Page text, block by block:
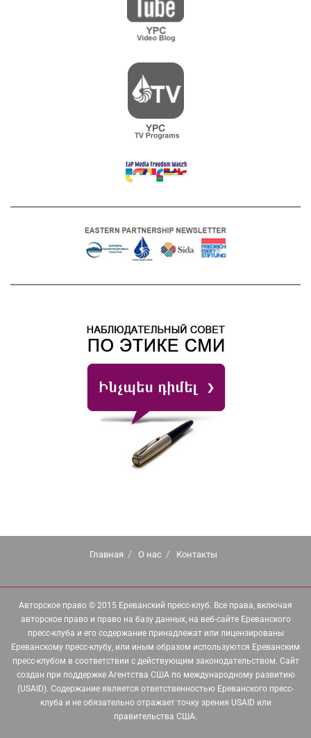
Главная О нас Контакты
Авторское право © 2015 Ереванский пресс-клуб. Все права, включая
авторское право и право на базу данных, на веб-сайте Ереванского
пресс-клуба и его содержание принадлежат или лицензированы
Ереванскому пресс-клубу, или иным образом используются Ереванским
пресс-клубом в соответствии с действующим законодательством. Сайт
создан при поддержке Агентства США по международному развитию
(USAID). Содержание является ответственностью Ереванского пресс-
клуба и не обязательно отражает точку зрения USAID или
правительства США.